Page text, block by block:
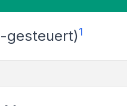
gesteuert)1